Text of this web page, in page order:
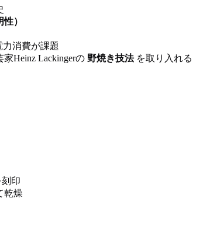
）
消費が課題
Heinz Lackingerの 野焼き技法を取り入れる
印
乾燥